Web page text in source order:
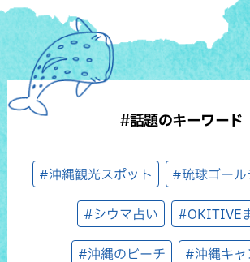
#話題のキーワード
#沖縄観光スポット #琉球ゴール
#シウマ占い #OKITIVE
#沖縄のビーチ #沖縄キャ